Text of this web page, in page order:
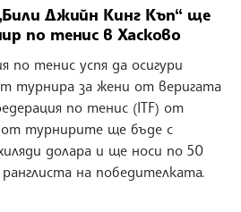
Джийн Кинг Къп“ ще
по тенис в Хасково
по тенис успя да осигури
турнира за жени от веригата
по тенис (ITF) от
от турнирите ще бъде с
долара и ще носи по 50
на победителката.